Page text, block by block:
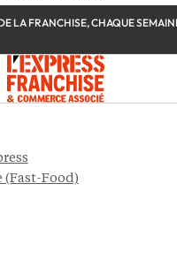
LA FRANCHISE, CHAQUE
(Fast-Food)